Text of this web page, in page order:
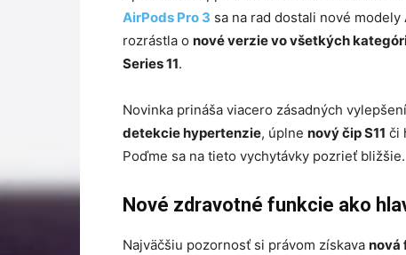
AirPods Pro 3 sa na rad dostali nové
rozrástla o nové verzie vo všetkých
Series 11.
Novinka prináša viacero zásadných
detekcie hypertenzie, úplne nový čip S11 či
Poďme sa na tieto vychytávky pozrieť bližšie.
Nové zdravotné funkcie ako
Najväčšiu pozornosť si právom získava nová